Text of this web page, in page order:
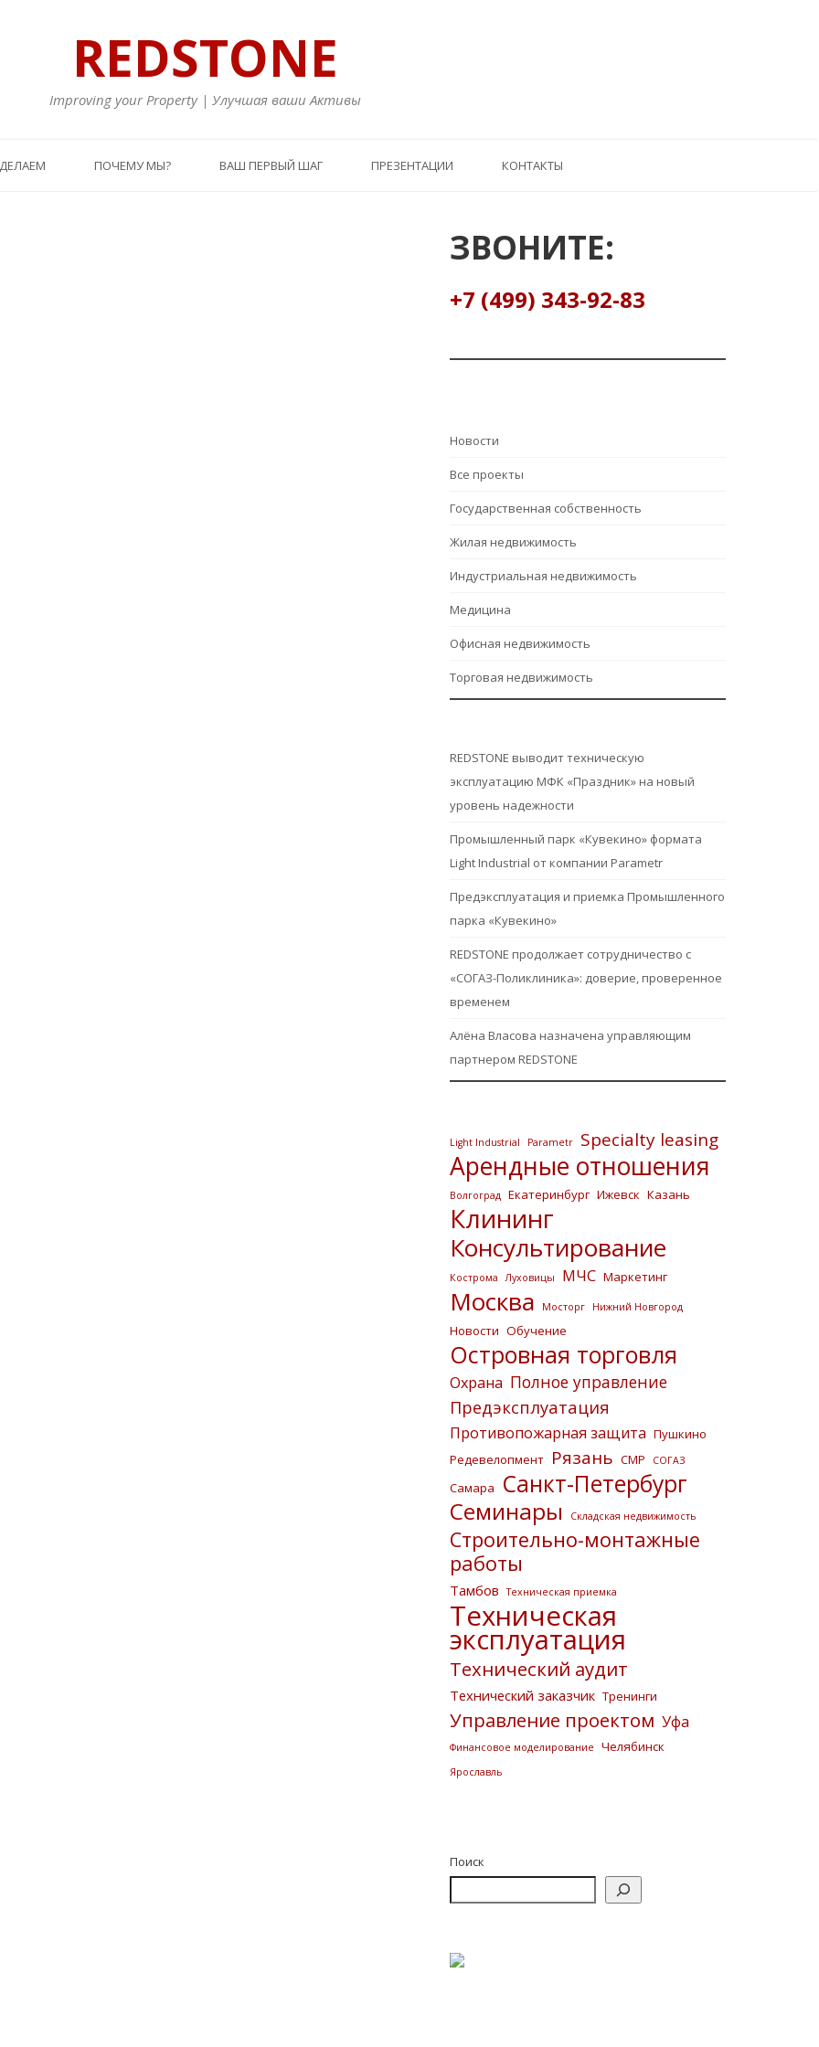
REDSTONE
Improving your Property | Улучшая ваши Активы
ПОЧЕМУ МЫ? ВАШ ПЕРВЫЙ ШАГ ПРЕЗЕНТАЦИИ КОНТАКТЫ
ЗВОНИТЕ:
+7 (499) 343-92-83
Hовости
Все проекты
Государственная собственность
Жилая недвижимость
Индустриальная недвижимость
Медицина
Офисная недвижимость
Торговая недвижимость
REDSTONE выводит техническую
эксплуатацию МФК «Праздник» на новый
уровень надежности
Промышленный парк «Кувекино» формата
Light Industrial от компании Parametr
Предэксплуатация и приемка Промышленного
парка «Кувекино»
REDSTONE продолжает сотрудничество с
«СОГАЗ-Поликлиника»: доверие, проверенное
временем
Алёна Власова назначена управляющим
партнером REDSTONE
Light Industrial Parametr Specialty leasing
Арендные отношения
Волгоград Екатеринбург Ижевск Казань
Клининг
Консультирование
Кострома Луховицы МЧС Маркетинг
Москва Мосторг Нижний Новгород
Новости Обучение
Островная торговля
Охрана Полное управление
Предэксплуатация
Противопожарная защита Пушкино
Редевелопмент Рязань СМР СОГАЗ
Самара
Санкт-Петербург
Семинары
Складская недвижимость
Строительно-монтажные
работы
Тамбов Техническая приемка
Техническая
эксплуатация
Технический аудит
Технический заказчик Тренинги
Управление проектом Уфа
Финансовое моделирование Челябинск
Ярославль
Поиск